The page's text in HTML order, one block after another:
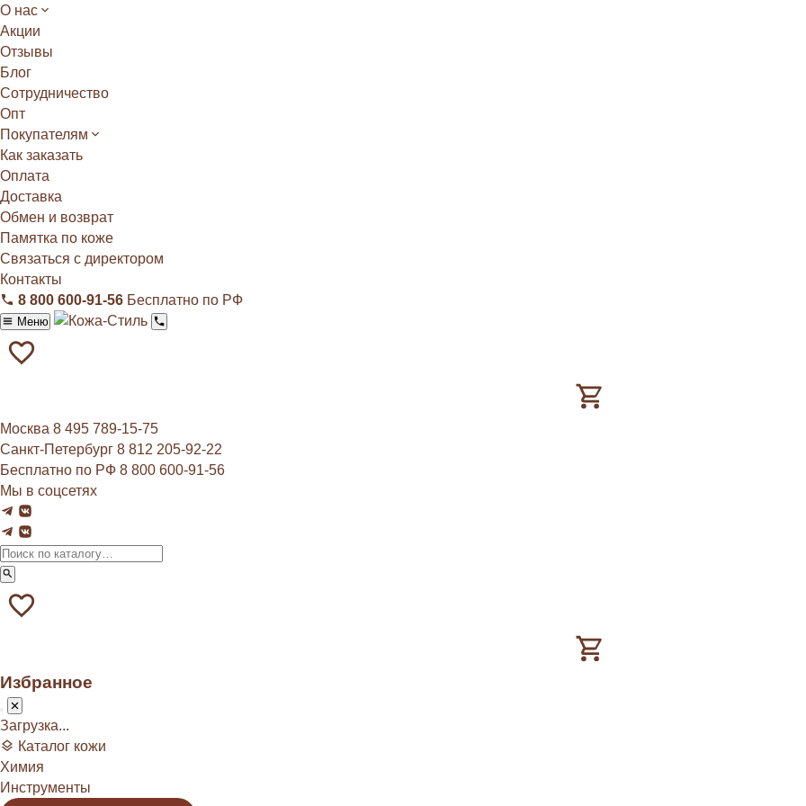
О нас
Акции
Отзывы
Блог
Сотрудничество
Опт
Покупателям
Как заказать
Оплата
Доставка
Обмен и возврат
Памятка по коже
Связаться с директором
Контакты
8 800 600‑91‑56 Бесплатно по РФ
Меню
Москва 8 495 789‑15‑75
Санкт-Петербург 8 812 205‑92‑22
Бесплатно по РФ 8 800 600‑91‑56
Мы в соцсетях
Избранное
Загрузка...
Каталог кожи
Химия
Инструменты